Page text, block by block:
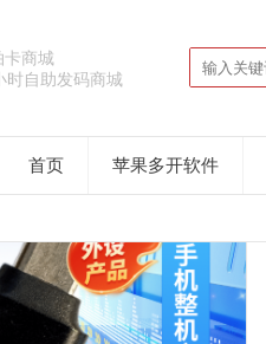
卡商城
时自助发码商城
首页 苹果多开软件